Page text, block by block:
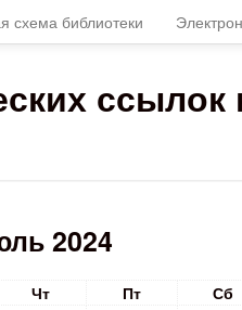
схема библиотеки
ссылок
2024
Чт Пт Сб